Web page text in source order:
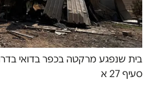
בית שנפגע מרקטה בכפר בדואי
סעיף 27 א